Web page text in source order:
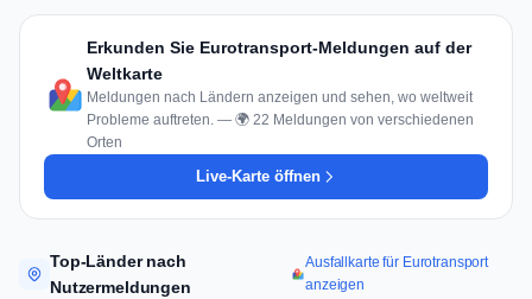
Erkunden Sie Eurotransport-Meldungen auf der
Weltkarte
Meldungen nach Ländern anzeigen und sehen, wo weltweit
Probleme auftreten. — 🌍 22 Meldungen von verschiedenen
Orten
Live-Karte öffnen
Top-Länder nach
Nutzermeldungen
Ausfallkarte für Eurotransport
anzeigen